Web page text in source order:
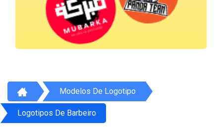
Modelos De Logotipo
Logotipos De Barbeiro